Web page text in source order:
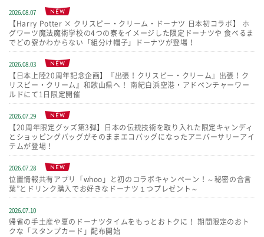
2026.08.07 NEW
【Harry Potter × クリスピー・クリーム・ドーナツ 日本初コラボ】 ホ
グワーツ魔法魔術学校の4つの寮をイメージした限定ドーナツや 食べるま
でどの寮かわからない「組分け帽子」ドーナツが登場！
2026.08.03 NEW
【日本上陸20周年記念企画】『出張！クリスピー・クリーム』出張！ク
リスピー・クリーム』和歌山県へ！ 南紀白浜空港・アドベンチャーワー
ルドにて1日限定開催
2026.07.29 NEW
【20周年限定グッズ第3弾】日本の伝統技術を取り入れた限定キャンディ
とショッピングバッグがそのままエコバッグになったアニバーサリーアイ
テムが登場！
2026.07.28 NEW
位置情報共有アプリ「whoo」と初のコラボキャンペーン！～秘密の合言
葉”とドリンク購入でお好きなドーナツ１つプレゼント～
2026.07.10
帰省の手土産や夏のドーナツタイムをもっとおトクに！ 期間限定のおト
クな「スタンプカード」配布開始